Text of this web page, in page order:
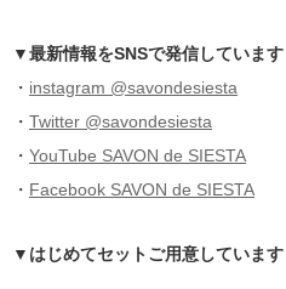
▼最新情報をSNSで発信していま
・ instagram @savondesiesta
・ Twitter @savondesiesta
・ YouTube SAVON de SIESTA
・ Facebook SAVON de SIESTA
▼はじめてセットご用意しています